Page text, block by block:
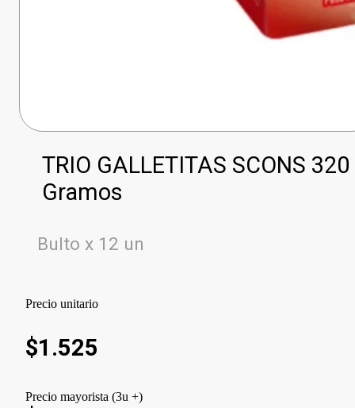
TRIO GALLETITAS SCONS 320
Gramos
Bulto x 12 un
Precio unitario
$1.525
Precio mayorista (3u +)